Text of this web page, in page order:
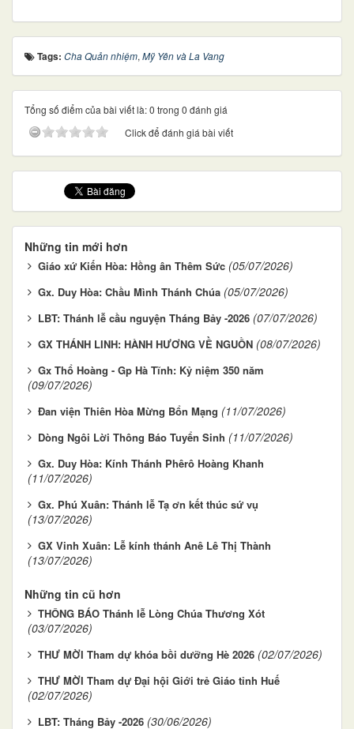
Tags: Cha Quản nhiệm, Mỹ Yên và La Vang
Tổng số điểm của bài viết là: 0 trong 0 đánh giá
Click để đánh giá bài viết
Những tin mới hơn
Giáo xứ Kiến Hòa: Hồng ân Thêm Sức (05/07/2026)
Gx. Duy Hòa: Chầu Mình Thánh Chúa (05/07/2026)
LBT: Thánh lễ cầu nguyện Tháng Bảy -2026 (07/07/2026)
GX THÁNH LINH: HÀNH HƯƠNG VỀ NGUỒN (08/07/2026)
Gx Thổ Hoàng - Gp Hà Tĩnh: Kỷ niệm 350 năm
(09/07/2026)
Đan viện Thiên Hòa Mừng Bổn Mạng (11/07/2026)
Dòng Ngôi Lời Thông Báo Tuyển Sinh (11/07/2026)
Gx. Duy Hòa: Kính Thánh Phêrô Hoàng Khanh
(11/07/2026)
Gx. Phú Xuân: Thánh lễ Tạ ơn kết thúc sứ vụ
(13/07/2026)
GX Vinh Xuân: Lễ kính thánh Anê Lê Thị Thành
(13/07/2026)
Những tin cũ hơn
THÔNG BÁO Thánh lễ Lòng Chúa Thương Xót
(03/07/2026)
THƯ MỜI Tham dự khóa bồi dưỡng Hè 2026 (02/07/2026)
THƯ MỜI Tham dự Đại hội Giới trẻ Giáo tỉnh Huế
(02/07/2026)
LBT: Tháng Bảy -2026 (30/06/2026)